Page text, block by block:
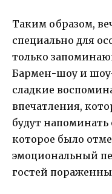
Таким образом,
специально для
только
Бармен-шоу и
сладкие
впечатления,
будут
которое было
эмоциональный
гостей